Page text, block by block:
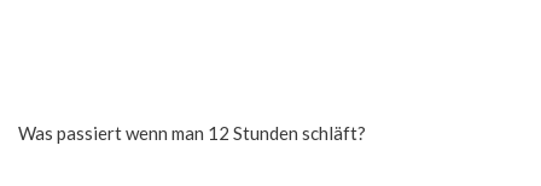
Was passiert wenn man 12 Stunden schläft?